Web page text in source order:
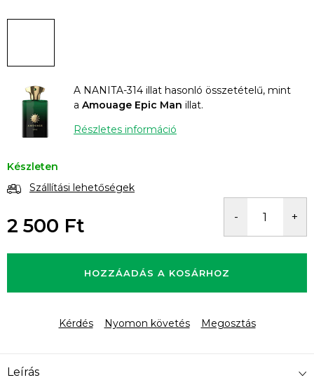
A NANITA-314 illat hasonló összetételű, mint
a Amouage Epic Man illat.
Részletes információ
Készleten
Szállítási lehetőségek
2 500 Ft
HOZZÁADÁS A KOSÁRHOZ
Kérdés Nyomon követés Megosztás
Leírás